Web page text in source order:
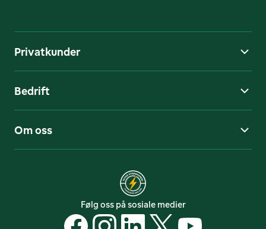
Privatkunder
Bedrift
Om oss
Følg oss på sosiale medier